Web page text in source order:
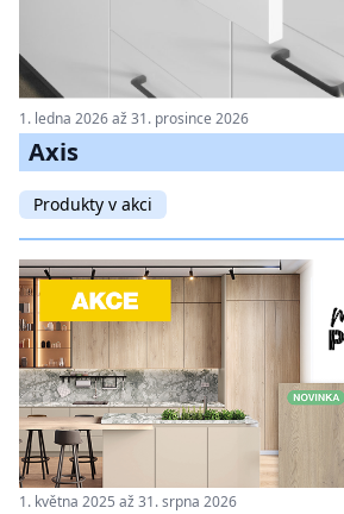
1. ledna 2026 až 31. prosince 2026
Axis
Produkty v akci
1. května 2025 až 31. srpna 2026